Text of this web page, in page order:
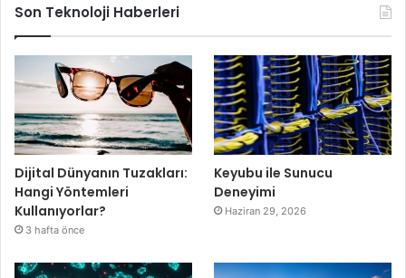
Son Teknoloji Haberleri
Dijital Dünyanın Tuzakları:
Hangi Yöntemleri
Kullanıyorlar?
3 hafta önce
Keyubu ile Sunucu
Deneyimi
Haziran 29, 2026